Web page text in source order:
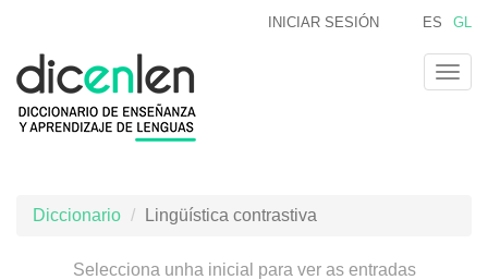
contido
principal
ES GL
INICIAR SESIÓN
Diccionario Lingüística contrastiva
Selecciona unha inicial para ver as entradas